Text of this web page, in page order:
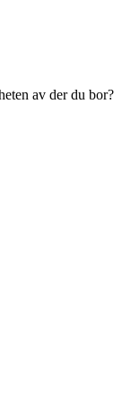
av der du bor?